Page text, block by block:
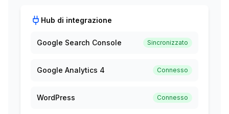
Integrazioni
analisi
Hub di integrazione
Google Search Console Sincronizzato
Google Analytics 4 Connesso
WordPress Connesso